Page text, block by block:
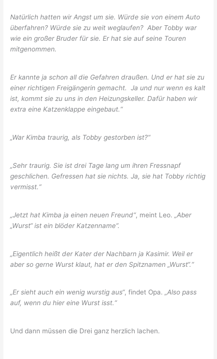
Natürlich hatten wir Angst um sie. Würde sie von einem Auto
überfahren? Würde sie zu weit weglaufen?Aber Tobby war
wie ein großer Bruder für sie. Er hat sie auf seine Touren
mitgenommen.
Er kannte ja schon all die Gefahren draußen. Und er hat sie zu
einer richtigen Freigängerin gemacht.Ja und nur wenn es kalt
ist, kommt sie zu uns in den Heizungskeller. Dafür haben wir
extra eine Katzenklappe eingebaut.“
„War Kimba traurig, als Tobby gestorben ist?“
„Sehr traurig. Sie ist drei Tage lang um ihren Fressnapf
geschlichen. Gefressen hat sie nichts. Ja, sie hat Tobby richtig
vermisst.“
„Jetzt hat Kimba ja einen neuen Freund“, meint Leo. „Aber
„Wurst“ ist ein blöder Katzenname“.
„Eigentlich heißt der Kater der Nachbarn ja Kasimir. Weil er
aber so gerne Wurst klaut, hat er den Spitznamen „Wurst“.“
„Er sieht auch ein wenig wurstig aus“, findet Opa.„Also pass
auf, wenn du hier eine Wurst isst.“
Und dann müssen die Drei ganz herzlich lachen.